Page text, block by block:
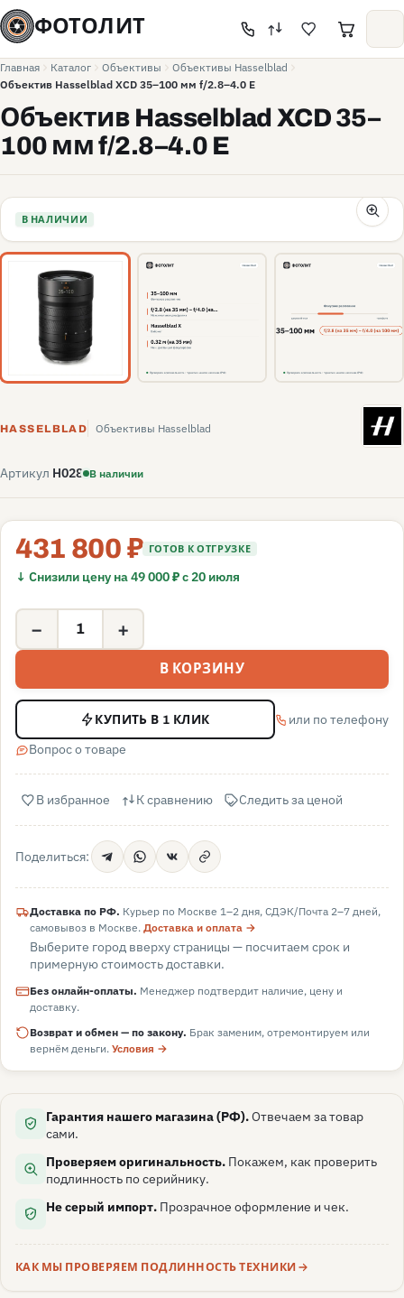
ФОТОЛИТ
Главная Каталог Объективы
Объективы Hasselblad
Объектив Hasselblad XCD 35–100 мм f/2.8–4.0 E
Объектив Hasselblad XCD 35–
100 мм f/2.8–4.0 E
В НАЛИЧИИ
HASSELBLAD Объективы Hasselblad H
Артикул H028 В наличии
431 800 ₽ ГОТОВ К ОТГРУЗКЕ
↓ Снизили цену на 49 000 ₽ с 20 июля
− +
В КОРЗИНУ
КУПИТЬ В 1 КЛИК
или по телефону
Вопрос о товаре
В избранное К сравнению Следить за ценой
Поделиться:
Доставка по РФ. Курьер по Москве 1–2 дня, СДЭК/Почта 2–7 дней,
самовывоз в Москве.Доставка и оплата →
Выберите город вверху страницы — посчитаем срок и
примерную стоимость доставки.
Без онлайн-оплаты. Менеджер подтвердит наличие, цену и
доставку.
Возврат и обмен — по закону. Брак заменим, отремонтируем или
вернём деньги. Условия →
Гарантия нашего магазина (РФ).Отвечаем за товар
сами.
Проверяем оригинальность. Покажем, как проверить
подлинность по серийнику.
Не серый импорт. Прозрачное оформление и чек.
КАК МЫ ПРОВЕРЯЕМ ПОДЛИННОСТЬ ТЕХНИКИ